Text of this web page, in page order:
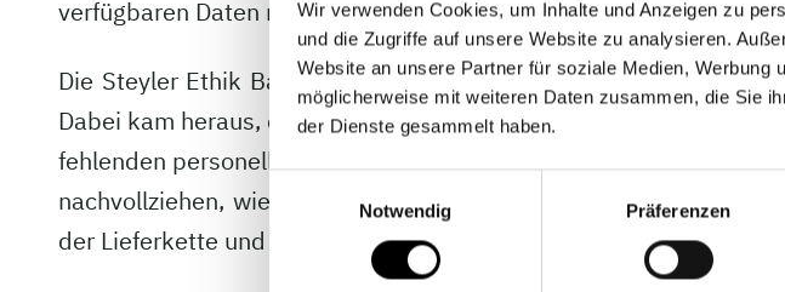
Wir verwenden Cookies, um Inhalte und Anzeigen zu
und die Zugriffe auf unsere Website zu analysieren.
Website an unsere Partner für soziale Medien, Werbung
möglicherweise mit weiteren Daten zusammen, die Sie
der Dienste gesammelt haben.
Notwendig
Präferenzen
verfügbaren Daten nicht mehr der Fall.
Die Steyler Ethik Bank suchte den Austausch mit dem
Dabei kam heraus, dass die Firmenverantwortlichen
fehlenden personellen Kapazitäten. Doch glaubwürdige
nachvollziehen, wie umweltfreundlich und sozial ein
der Lieferkette und weitere Themen.